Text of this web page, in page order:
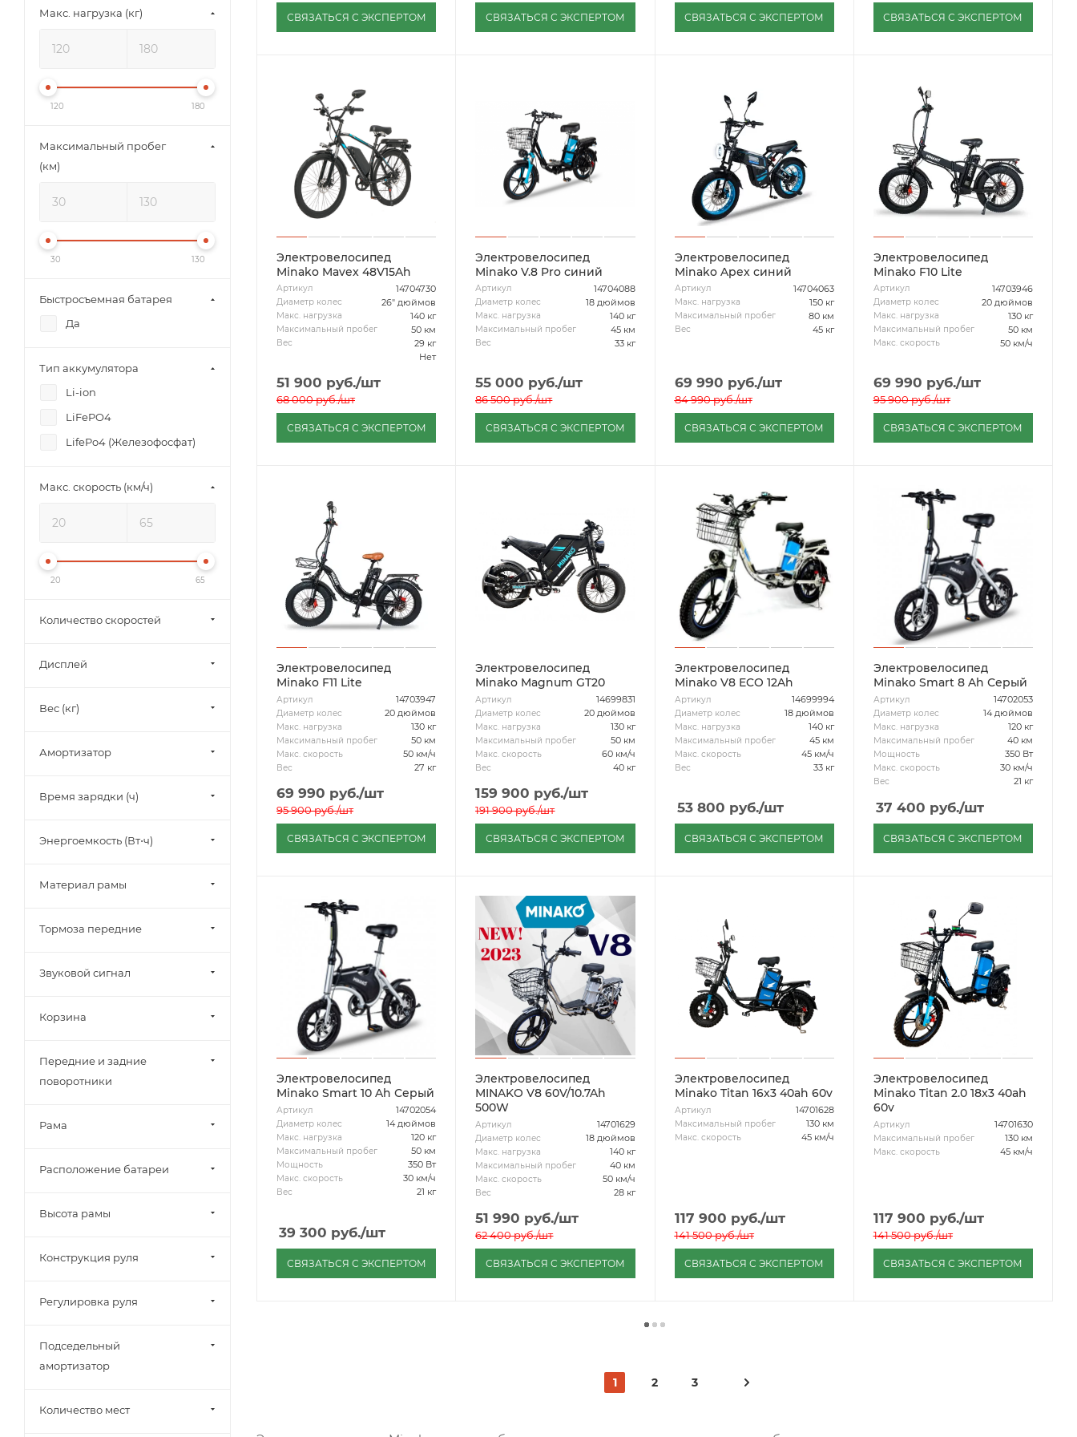
СВЯЗАТЬСЯ С ЭКСПЕРТОМ СВЯЗАТЬСЯ С ЭКСПЕРТОМ СВЯЗАТЬСЯ С ЭКСПЕРТОМ СВЯЗАТЬСЯ С ЭКСПЕРТОМ
Электровелосипед
Minako Mavex 48V15Ah
Артикул 14704730
Диаметр колес 26" дюймов
Макс. нагрузка 140 кг
Максимальный пробег 50 км
Вес
29 кг
Нет
51 900 руб./шт
68 000руб./шт
СВЯЗАТЬСЯ С ЭКСПЕРТОМ
Электровелосипед
Minako V.8 Pro синий
Артикул 14704088
Диаметр колес 18 дюймов
Макс. нагрузка 140 кг
Максимальный пробег 45 км
Вес 33 кг
55 000 руб./шт
86 500руб./шт
СВЯЗАТЬСЯ С ЭКСПЕРТОМ
Электровелосипед
Minako Apex синий
Артикул 14704063
Макс. нагрузка 150 кг
Максимальный пробег 80 км
Вес 45 кг
69 990 руб./шт
84 990руб./шт
СВЯЗАТЬСЯ С ЭКСПЕРТОМ
Электровелосипед
Minako F10 Lite
Артикул 14703946
Диаметр колес 20 дюймов
Макс. нагрузка 130 кг
Максимальный пробег 50 км
Макс. скорость 50 км/ч
69 990 руб./шт
95 900руб./шт
СВЯЗАТЬСЯ С ЭКСПЕРТОМ
Электровелосипед
Minako F11 Lite
Артикул 14703947
Диаметр колес 20 дюймов
Макс. нагрузка 130 кг
Максимальный пробег 50 км
Макс. скорость 50 км/ч
Вес 27 кг
69 990 руб./шт
95 900руб./шт
СВЯЗАТЬСЯ С ЭКСПЕРТОМ
Электровелосипед
Minako Magnum GT20
Артикул 14699831
Диаметр колес 20 дюймов
Макс. нагрузка 130 кг
Максимальный пробег 50 км
Макс. скорость 60 км/ч
Вес 40 кг
159 900 руб./шт
191 900руб./шт
СВЯЗАТЬСЯ С ЭКСПЕРТОМ
Электровелосипед
Minako V8 ECO 12Ah
Артикул 14699994
Диаметр колес 18 дюймов
Макс. нагрузка 140 кг
Максимальный пробег 45 км
Макс. скорость 45 км/ч
Вес 33 кг
53 800 руб./шт
СВЯЗАТЬСЯ С ЭКСПЕРТОМ
Электровелосипед
Minako Smart 8 Ah Серый
Артикул 14702053
Диаметр колес 14 дюймов
Макс. нагрузка 120 кг
Максимальный пробег 40 км
Мощность 350 Вт
Макс. скорость 30 км/ч
Вес 21 кг
37 400 руб./шт
СВЯЗАТЬСЯ С ЭКСПЕРТОМ
Электровелосипед
Minako Smart 10 Ah Серый
Артикул 14702054
Диаметр колес 14 дюймов
Макс. нагрузка 120 кг
Максимальный пробег 50 км
Мощность 350 Вт
Макс. скорость 30 км/ч
Вес 21 кг
39 300 руб./шт
СВЯЗАТЬСЯ С ЭКСПЕРТОМ
Электровелосипед
MINAKO V8 60V/10.7Ah
500W
Артикул 14701629
Диаметр колес 18 дюймов
Макс. нагрузка 140 кг
Максимальный пробег 40 км
Макс. скорость 50 км/ч
Вес 28 кг
51 990 руб./шт
62 400руб./шт
СВЯЗАТЬСЯ С ЭКСПЕРТОМ
Электровелосипед
Minako Titan 16x3 40ah 60v
Артикул 14701628
Максимальный пробег 130 км
Макс. скорость 45 км/ч
117 900 руб./шт
141 500руб./шт
СВЯЗАТЬСЯ С ЭКСПЕРТОМ
Электровелосипед
Minako Titan 2.0 18x3 40ah
60v
Артикул 14701630
Максимальный пробег 130 км
Макс. скорость 45 км/ч
117 900 руб./шт
141 500руб./шт
СВЯЗАТЬСЯ С ЭКСПЕРТОМ
1 2 3
Макс. нагрузка (кг)
120 180
Максимальный пробег
(км)
30 130
Быстросъемная батарея
Да
Тип аккумулятора
Li-ion
LiFePO4
LifePo4 (Железофосфат)
Макс. скорость (км/ч)
20 65
Количество скоростей
Дисплей
Вес (кг)
Амортизатор
Время зарядки (ч)
Энергоемкость (Вт⋅ч)
Материал рамы
Тормоза передние
Звуковой сигнал
Корзина
Передние и задние
поворотники
Рама
Расположение батареи
Высота рамы
Конструкция руля
Регулировка руля
Подседельный
амортизатор
Количество мест